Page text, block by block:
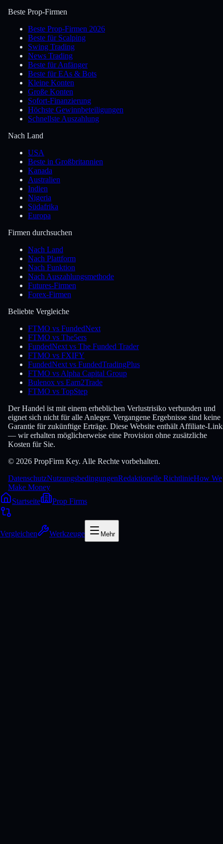
Beste Prop-Firmen
Beste Prop-Firmen 2026
Beste für Scalping
Swing Trading
News Trading
Beste für Anfänger
Beste für EAs & Bots
Kleine Konten
Große Konten
Sofort-Finanzierung
Höchste Gewinnbeteiligungen
Schnellste Auszahlung
Nach Land
USA
Beste in Großbritannien
Kanada
Australien
Indien
Nigeria
Südafrika
Europa
Firmen durchsuchen
Nach Land
Nach Plattform
Nach Funktion
Nach Auszahlungsmethode
Futures-Firmen
Forex-Firmen
Beliebte Vergleiche
FTMO vs FundedNext
FTMO vs The5ers
FundedNext vs The Funded Trader
FTMO vs FXIFY
FundedNext vs FundedTradingPlus
FTMO vs Alpha Capital Group
Bulenox vs Earn2Trade
FTMO vs TopStep
Der Handel ist mit einem erheblichen Verlustrisiko verbunden und
eignet sich nicht für alle Anleger. Vergangene Ergebnisse sind keine
Garantie für zukünftige Erträge. Diese Website enthält Affiliate-
— wir erhalten möglicherweise eine Provision ohne zusätzliche
Kosten für Sie.
© 2026 PropFirm Key. Alle Rechte vorbehalten.
DatenschutzNutzungsbedingungenRedaktionelle RichtlinieHow We
Make Money
Startseite
Prop Firms
Vergleichen Werkzeuge Mehr